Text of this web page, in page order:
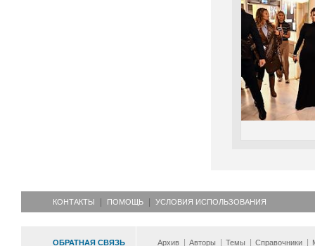
КОНТАКТЫ ПОМОЩЬ УСЛОВИЯ ИСПОЛЬЗОВАНИЯ
ОБРАТНАЯ СВЯЗЬ Архив Авторы Темы Справочники